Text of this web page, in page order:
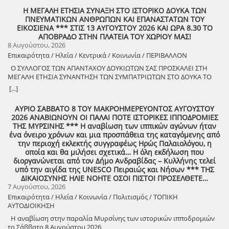
Η ΜΕΓΑΛΗ ΕΤΗΣΙΑ ΣΥΝΑΞΗ ΣΤΟ ΙΣΤΟΡΙΚΟ ΔΟΥΚΑ ΤΩΝ
ΠΝΕΥΜΑΤΙΚΩΝ ΑΝΘΡΩΠΩΝ ΚΑΙ ΕΠΑΝΑΣΤΑΤΩΝ ΤΟΥ
ΕΙΚΟΣΙΕΝΑ *** ΣΤΙΣ 13 ΑΥΓΟΥΣΤΟΥ 2026 ΚΑΙ ΩΡΑ 8.30 ΤΟ
ΑΠΟΒΡΑΔΟ ΣΤΗΝ ΠΛΑΤΕΙΑ ΤΟΥ ΧΩΡΙΟΥ ΜΑΣ!
8 Αυγούστου, 2026
Επικαιρότητα / Ηλεία / Κεντρικά / Κοινωνία / ΠΕΡΙΒΑΛΛΟΝ
Ο ΣΥΛΛΟΓΟΣ ΤΩΝ ΑΠΑΝΤΑΧΟΥ ΔΟΥΚΙΩΤΩΝ ΣΑΣ ΠΡΟΣΚΑΛΕΙ ΣΤΗ
ΜΕΓΑΛΗ ΕΤΗΣΙΑ ΣΥΝΑΝΤΗΣΗ ΤΩΝ ΣΥΜΠΑΤΡΙΩΤΩΝ ΣΤΟ ΔΟΥΚΑ ΤΟ
ΑΘΑΝΑΤΟ! Μεγάλη η χαρά η δική μας για το ριζιμιό μας και για
τον επαναστάτη πρόγονό μας που πολέμησε με το σπαθί στο χέρι
κανόνια του αγώνα! ΦΩΤΟΓΡΑΦΙΕΣ ΚΑΙ ΠΡΟΣΚΛΗΣΗ ΓΙΑ ΤΟ
ΣΥΝΑΠΑΝΤΗΜΑ (Πατήστε πάνω στο σύνδεσμο για να ανοίξει το
αρχείο) Ο Σύλλογος των απανταχού Δουκιωτών σάς προσκαλεί στην
εκδήλωση που θα πραγματοποιηθεί στο χωριό μας, το ΔΟΥΚΑ, σε
συνδιοργάνωση με τον Δήμο Αρχαίας Ολυμπίας, στις 13 Αυγούστου,
ημέρα Πέμπτη και ώρα 8:30 μ.μ., στην πλατεία του χωριού με θέμα:
«Άυλη πολιτιστική κληρονομιά: Eκφράσεις, Δράσεις Διαφύλαξης και
Προοπτικές στην Ηλεία» Oμιλητές: – Διομήδης Τόλιος, Διεύθυνση
Νεότερης Πολιτιστικής Κληρονομιάς ΥΠΠΟ-Σύλλογος Διβριωτών
Αθήνας – Γωγώ Κανελλοπούλου, εκπαιδευτικός – Νίκος
Σιάκκουλης, Πρόεδρος eco action Νεμούτας Θα ακολουθήσoυν
χοροί της Ηλείας από το Λύκειο Ελληνίδων Πύργου Η είσοδος για
την πολιτιστική εκδήλωση είναι ελεύθερη. Μετά το πέρας της
εκδήλωσης, σας προσκαλούμε να διασκεδάσουμε όλοι μαζί με
[...]
ΑΥΡΙΟ ΣΑΒΒΑΤΟ 8 ΤΟΥ ΜΑΚΡΟΗΜΕΡΕΥΟΝΤΟΣ ΑΥΓΟΥΣΤΟΥ
2026 ΑΝΑΒΙΩΝΟΥΝ ΟΙ ΠΑΛΑΙ ΠΟΤΕ ΙΣΤΟΡΙΚΕΣ ΙΠΠΟΔΡΟΜΙΕΣ
ΤΗΣ ΜΥΡΣΙΝΗΣ *** Η αναβίωση των ιππικών αγώνων ήταν
ένα όνειρο χρόνων και μια προσπάθεια της καταγόμενης από
την περιοχή εκλεκτής συγγραφέως Ηρώς Παλαιολόγου, η
οποία και θα μιλήσει σχετικά… Η όλη εκδήλωση που
διοργανώνεται από τον Δήμο Ανδραβίδας – Κυλλήνης τελεί
υπό την αιγίδα της UNESCO Πειραιώς και Νήσων *** ΤΗΣ
ΔΙΚΑΙΟΣΥΝΗΣ ΗΛΙΕ ΝΟΗΤΕ ΟΣΟΙ ΠΙΣΤΟΙ ΠΡΟΣΕΛΘΕΤΕ…
7 Αυγούστου, 2026
Επικαιρότητα / Ηλεία / Κοινωνία / Πολιτισμός / ΤΟΠΙΚΗ
ΑΥΤΟΔΙΟΙΚΗΣΗ
Η αναβίωση στην παραλία Μυρσίνης των ιστορικών ιπποδρομιών
το Σάββατο 8 Αυγούστου 2026